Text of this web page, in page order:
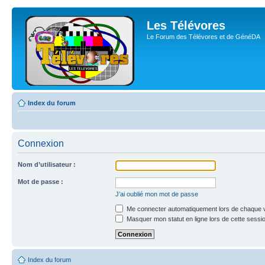
Les Télévores
Le Forum des Télévores et de GénéDA
Index du forum
Connexion
Nom d’utilisateur :
Mot de passe :
J’ai oublié mon mot de passe
Me connecter automatiquement lors de chaque
Masquer mon statut en ligne lors de cette
Index du forum